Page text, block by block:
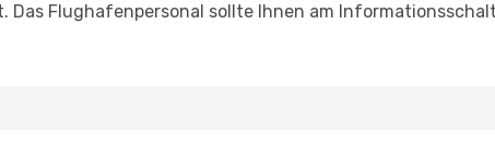
Flughafenpersonal sollte Ihnen am